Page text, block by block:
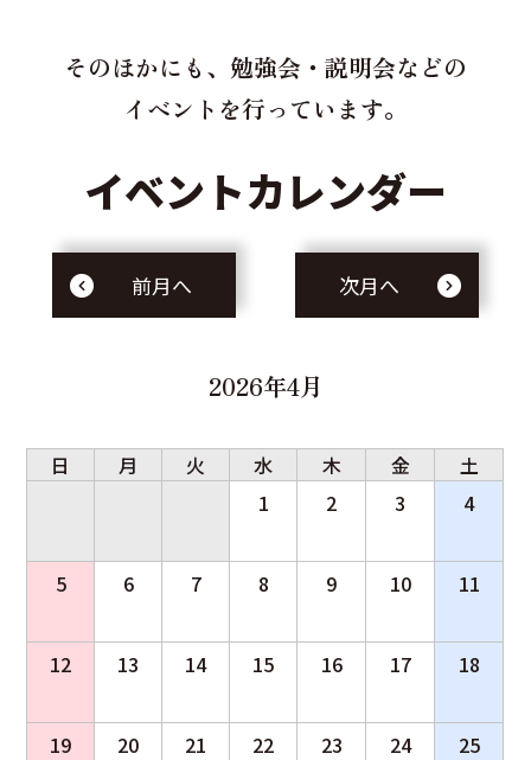
そのほかにも、勉強会・説明会などの
イベントを行っています。
イベントカレンダー
前月へ 次月へ
2026年4月
日 月 火 水 木 金
土
1
2 3 4
5 6 7 8 9 10 11
12 13 14 15 16 17 18
19 20 21 22 23 24 25